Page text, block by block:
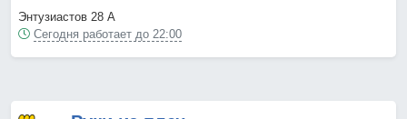
Энтузиастов 28 А
Сегодня работает до 22:00